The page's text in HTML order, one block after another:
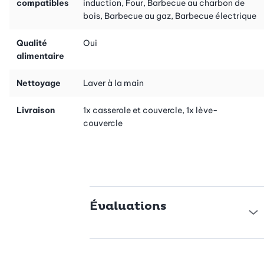
compatibles
induction, Four, Barbecue au charbon de
bois, Barbecue au gaz, Barbecue électrique
Qualité
alimentaire
Oui
Nettoyage Laver à la main
Livraison
1x casserole et couvercle, 1x lève-
couvercle
Évaluations